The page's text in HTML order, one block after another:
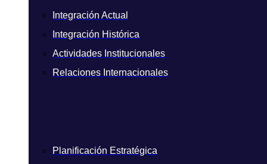
Integración Actual
Integración Histórica
Actividades Institucionales
Relaciones Internacionales
Planificación Estratégica